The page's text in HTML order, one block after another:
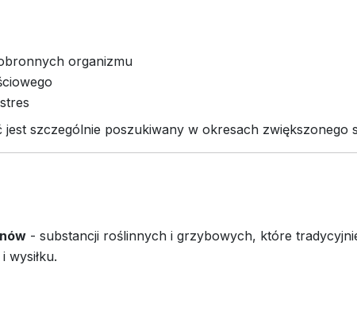
organizmu
szczególnie poszukiwany w okresach zwiększonego
- substancji roślinnych i grzybowych, które
wysiłku.